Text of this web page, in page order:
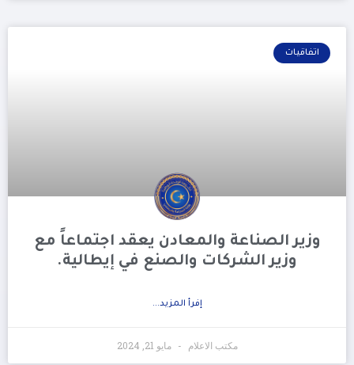
اتفاقيات
وزير الصناعة والمعادن يعقد اجتماعاً مع
وزير الشركات والصنع في إيطالية.
إفرأ المزيد...
مكتب الاعلام مايو 21, 2024